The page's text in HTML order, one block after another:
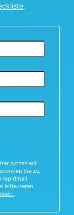
.
nutzen wir
Sie zu,
rapidmail
bitte deren
.